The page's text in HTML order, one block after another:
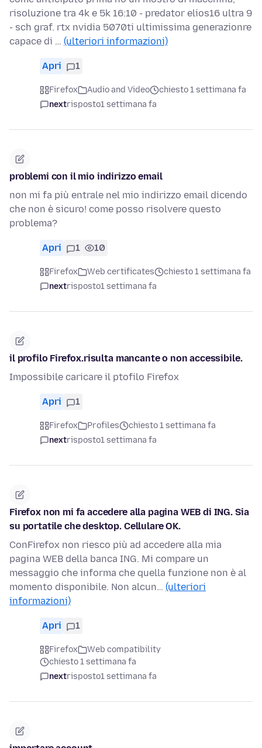
risoluzione tra 4k e 5k 16:10 - predator elios16 ultra 9
- sch graf. rtx nvidia 5070ti ultimissima generazionre
capace di … (ulteriori informazioni)
Apri 1
Firefox Audio and Video
chiesto 1 settimana fa
nextrisposto1 settimana fa
problemi con il mio indirizzo email
non mi fa più entrale nel mio indirizzo email dicendo
che non è sicuro! come posso risolvere questo
problema?
Apri 1 10
Firefox Web certificates
chiesto 1 settimana fa
nextrisposto1 settimana fa
il profilo Firefox.risulta mancante o non accessibile.
Impossibile caricare il ptofilo Firefox
Apri 1
Firefox Profiles
chiesto 1 settimana fa
nextrisposto1 settimana fa
Firefox non mi fa accedere alla pagina WEB di ING. Sia
su portatile che desktop. Cellulare OK.
ConFirefox non riesco più ad accedere alla mia
pagina WEB della banca ING. Mi compare un
messaggio che informa che quella funzione non è al
momento disponibile. Non alcun… (ulteriori
informazioni)
Apri 1
Firefox
Web compatibility
chiesto 1 settimana fa
nextrisposto1 settimana fa